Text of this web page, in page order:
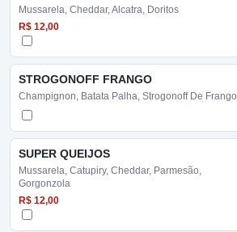
Mussarela, Cheddar, Alcatra, Doritos
R$ 12,00
STROGONOFF FRANGO
Champignon, Batata Palha, Strogonoff De Frango
SUPER QUEIJOS
Mussarela, Catupiry, Cheddar, Parmesão,
Gorgonzola
R$ 12,00